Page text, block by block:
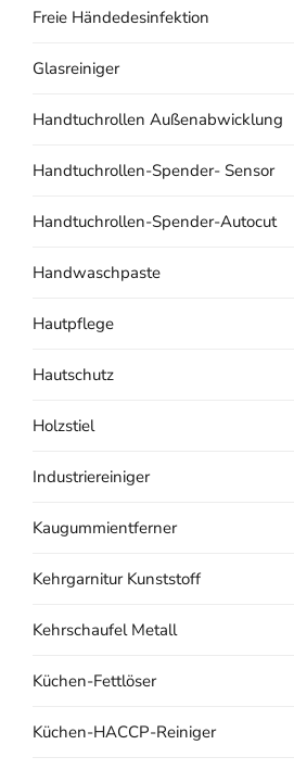
Freie Händedesinfektion
Glasreiniger
Handtuchrollen Außenabwicklung
Handtuchrollen-Spender- Sensor
Handtuchrollen-Spender-Autocut
Handwaschpaste
Hautpflege
Hautschutz
Holzstiel
Industriereiniger
Kaugummientferner
Kehrgarnitur Kunststoff
Kehrschaufel Metall
Küchen-Fettlöser
Küchen-HACCP-Reiniger